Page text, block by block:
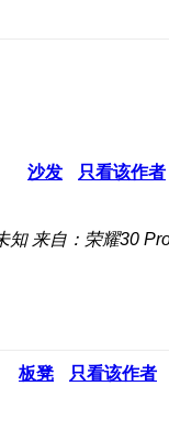
沙发 只看该作者
知 来自：荣耀30
板凳 只看该作者